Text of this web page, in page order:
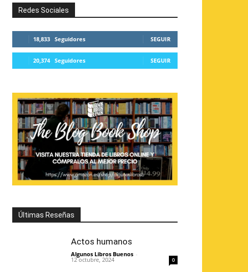
Redes Sociales
18,833 Seguidores SEGUIR
20,374 Seguidores SEGUIR
Últimas Reseñas
Actos humanos
Algunos Libros Buenos -
12 octubre, 2024 0